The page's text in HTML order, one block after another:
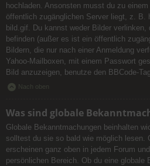
hochladen. Ansonsten musst du zu
öffentlich zugänglichen Server liegt, z. B.
bild.gif. Du kannst weder Bilder
befinden (außer es ist ein öffentlich
Bildern, die nur nach einer Anmeldung
Yahoo-Mailboxen, mit einem Passwort
Bild anzuzeigen, benutze den BBCode-
Nach oben
Was sind globale
Globale Bekanntmachungen beinhalten
solltest du sie so bald wie möglich lesen.
erscheinen ganz oben in jedem Forum
persönlichen Bereich. Ob du eine globale